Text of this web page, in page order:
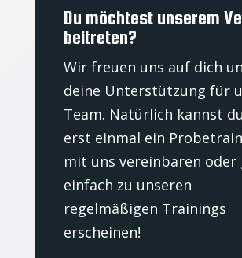
Du möchtest unserem
beitreten?
Wir freuen uns auf dich
deine Unterstützung für
Team. Natürlich kannst
erst einmal ein
mit uns vereinbaren oder
einfach zu unseren
regelmäßigen Trainings
erscheinen!